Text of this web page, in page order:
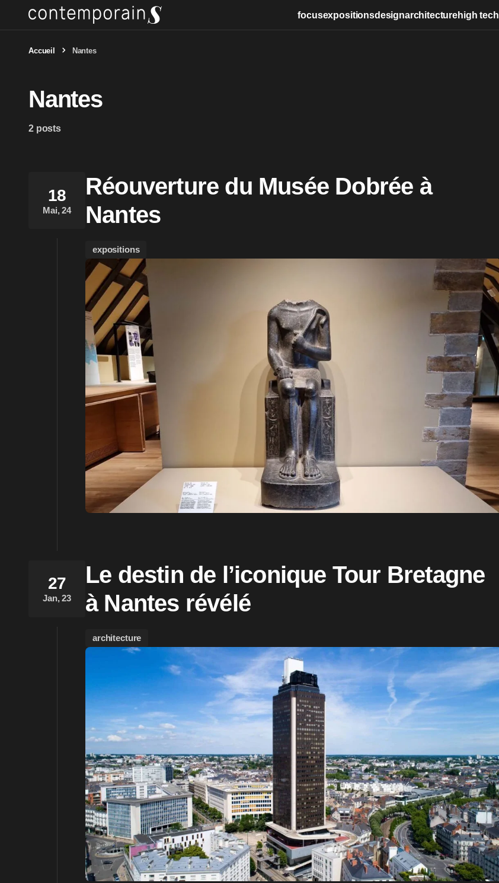
focusexpositionsdesignarchitecturehigh tech
Accueil Nantes
Nantes
2 posts
18
Mai, 24
Réouverture du Musée Dobrée à
Nantes
expositions
27
Jan, 23
Le destin de l’iconique Tour Bretagne
à Nantes révélé
architecture